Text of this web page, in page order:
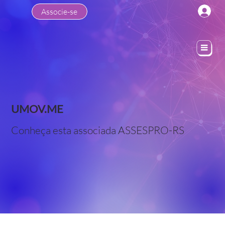
Associe-se
UMOV.ME
Conheça esta associada ASSESPRO-RS